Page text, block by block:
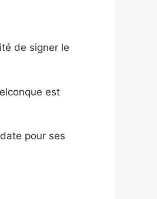
de signer le
est
pour ses